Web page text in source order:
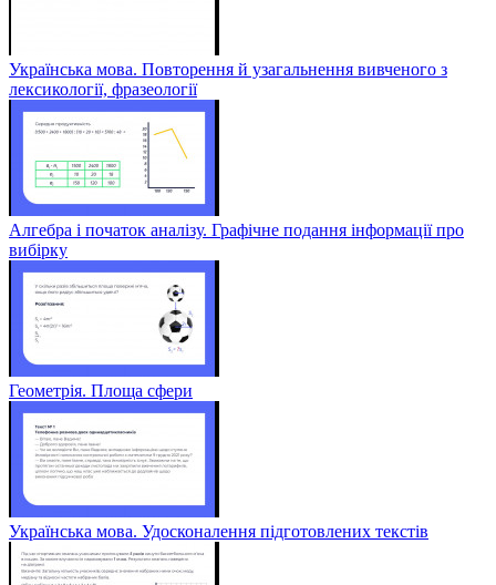
Українська мова. Повторення й узагальнення вивченого з
лексикології, фразеології
Алгебра і початок аналізу. Графічне подання інформації про
вибірку
Геометрія. Площа сфери
Українська мова. Удосконалення підготовлених текстів